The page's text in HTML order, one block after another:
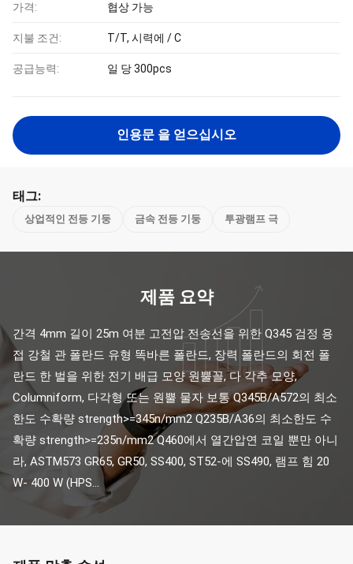
가격: 협상 가능
지불 조건: T/T, 시력에 / C
공급능력: 일 당 300pcs
인용문 을 얻으십시오
태그:
상업적인 전등 기둥 금속 전등 기둥 투광램프 극
제품 요약
간격 4mm 길이 25m 여분 고전압 전송선을 위한 Q345 검정 용
접 강철 관 폴란드 유형 똑바른 폴란드, 장력 폴란드의 회전 폴
란드 한 벌을 위한 전기 배급 모양 원뿔꼴, 다 각추 모양,
Columniform, 다각형 또는 원뿔 물자 보통 Q345B/A572의 최소
한도 수확량 strength>=345n/mm2 Q235B/A36의 최소한도 수
확량 strength>=235n/mm2 Q460에서 열간압연 코일 뿐만 아니
라, ASTM573 GR65, GR50, SS400, ST52-에 SS490, 램프 힘 20
W- 400 W (HPS...